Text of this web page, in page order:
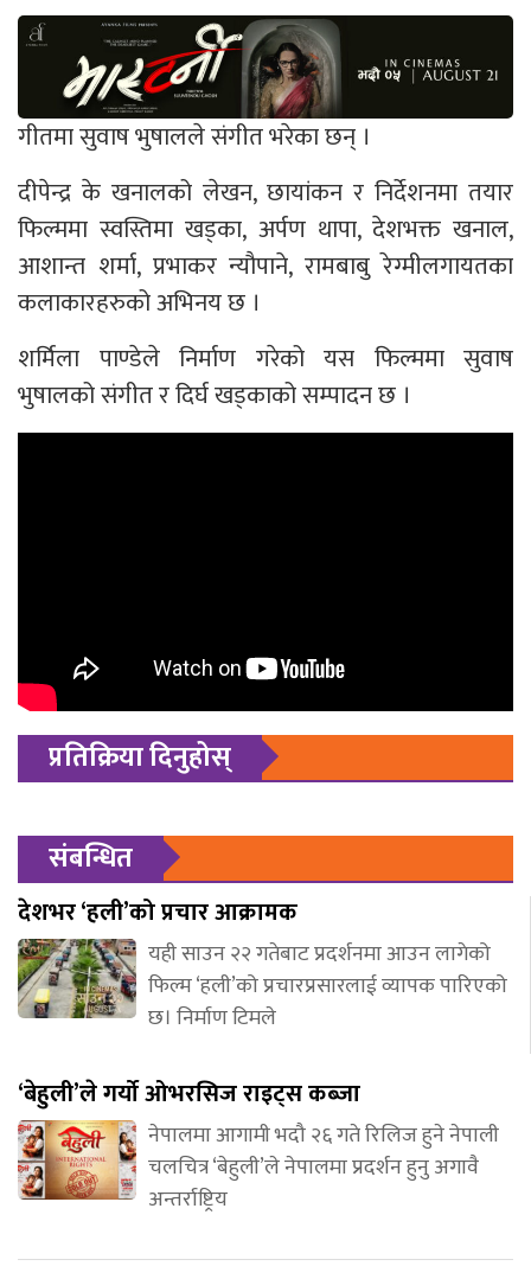
गीतमा सुवाष भुषालले संगीत भरेका छन् ।
दीपेन्द्र के खनालको लेखन, छायांकन र निर्देशनमा तयार
फिल्ममा स्वस्तिमा खड्का, अर्पण थापा, देशभक्त खनाल,
आशान्त शर्मा, प्रभाकर न्यौपाने, रामबाबु रेग्मीलगायतका
कलाकारहरुको अभिनय छ ।
शर्मिला पाण्डेले निर्माण गरेको यस फिल्ममा सुवाष
भुषालको संगीत र दिर्घ खड्काको सम्पादन छ ।
प्रतिक्रिया दिनुहोस्
संबन्धित
देशभर ‘हली’को प्रचार आक्रामक
यही साउन २२ गतेबाट प्रदर्शनमा आउन लागेको
फिल्म ‘हली’को प्रचारप्रसारलाई व्यापक पारिएको
छ। निर्माण टिमले
‘बेहुली’ले गर्यो ओभरसिज राइट्स कब्जा
नेपालमा आगामी भदौ २६ गते रिलिज हुने नेपाली
चलचित्र ‘बेहुली’ले नेपालमा प्रदर्शन हुनु अगावै
अन्तर्राष्ट्रिय